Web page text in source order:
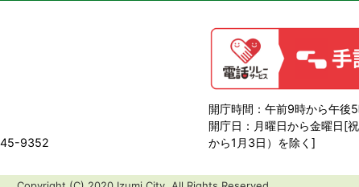
9352
開庁時間：午前9時から午後
開庁日：月曜日から金曜日[
から1月3日）を除く]